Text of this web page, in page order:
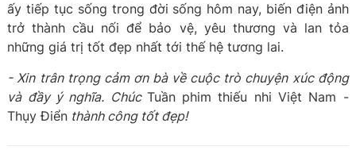
ấy tiếp tục sống trong đời sống hôm nay, biến điện ảnh
trở thành cầu nối để bảo vệ, yêu thương và lan tỏa
những giá trị tốt đẹp nhất tới thế hệ tương lai.
- Xin trân trọng cảm ơn bà về cuộc trò chuyện xúc động
và đầy ý nghĩa. Chúc Tuần phim thiếu nhi Việt Nam -
Thụy Điển thành công tốt đẹp!